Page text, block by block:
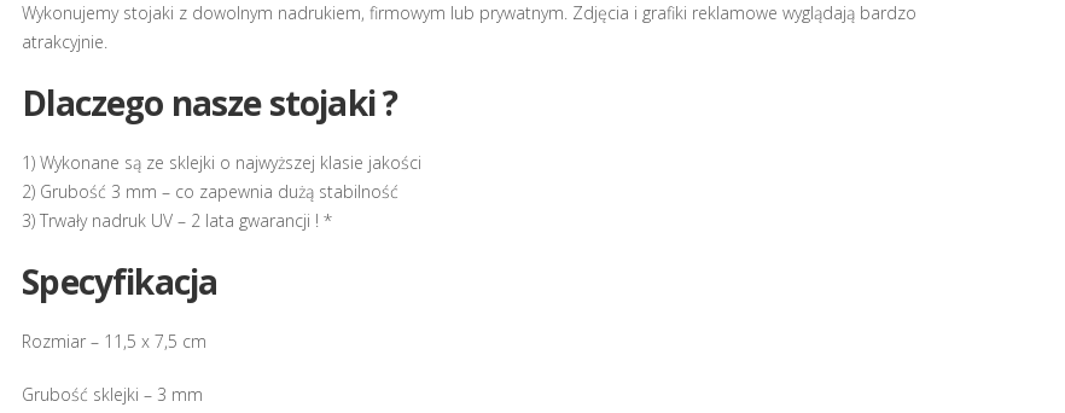
Wykonujemy stojaki z dowolnym nadrukiem, firmowym lub prywatnym. Zdjęcia i grafiki reklamowe wyglądają bardzo
atrakcyjnie.
Dlaczego nasze stojaki ?
1) Wykonane są ze sklejki o najwyższej klasie jakości
2) Grubość 3 mm – co zapewnia dużą stabilność
3) Trwały nadruk UV – 2 lata gwarancji ! *
Specyfikacja
Rozmiar – 11,5 x 7,5 cm
Grubość sklejki – 3 mm